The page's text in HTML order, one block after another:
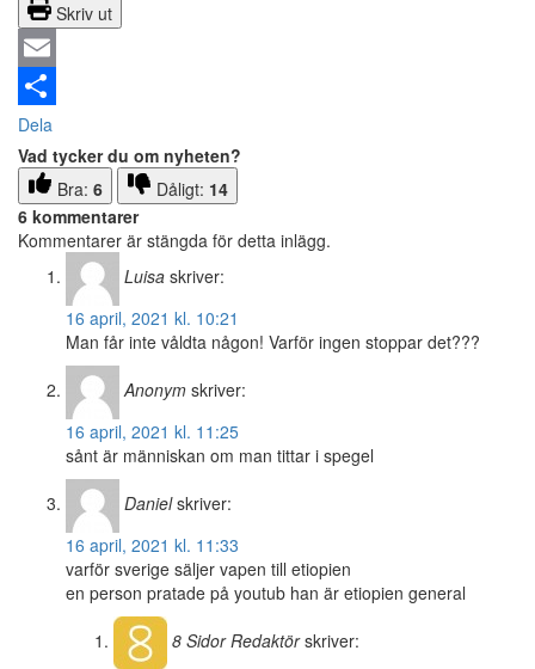
Skriv ut
Email
Dela
Vad tycker du om nyheten?
Bra: 6 Dåligt: 14
6 kommentarer
Kommentarer är stängda för detta inlägg.
Luisa skriver:
16 april, 2021 kl. 10:21
Man får inte våldta någon! Varför ingen stoppar det???
Anonym skriver:
16 april, 2021 kl. 11:25
sånt är människan om man tittar i spegel
Daniel skriver:
16 april, 2021 kl. 11:33
varför sverige säljer vapen till etiopien
en person pratade på youtub han är etiopien general
8 SidorRedaktör skriver: